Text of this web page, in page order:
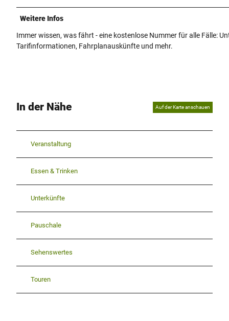
Weitere Infos
Immer wissen, was fährt - eine kostenlose Nummer für alle Fälle:
Tarifinformationen, Fahrplanauskünfte und mehr.
In der Nähe Auf der Karte anschauen
Veranstaltung
Essen & Trinken
Unterkünfte
Pauschale
Sehenswertes
Touren